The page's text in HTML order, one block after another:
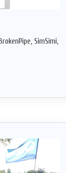
SimSimi,